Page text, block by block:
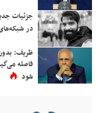
جزئیات
در
ظریف: بدون
فاصله
شود